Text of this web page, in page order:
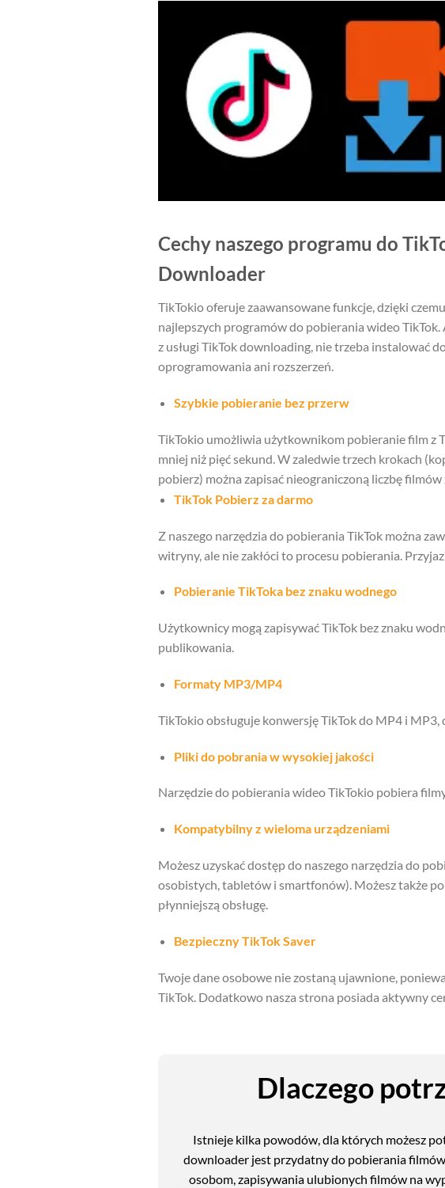
Cechy naszego programu do
Downloader
TikTokio oferuje zaawansowane funkcje, dzięki
najlepszych programów do pobierania wideo TikTok.
z usługi TikTok downloading, nie trzeba instalować
oprogramowania ani rozszerzeń.
Szybkie pobieranie bez przerw
TikTokio umożliwia użytkownikom pobieranie film z
mniej niż pięć sekund. W zaledwie trzech krokach
pobierz) można zapisać nieograniczoną liczbę filmów
TikTok Pobierz za darmo
Z naszego narzędzia do pobierania TikTok można
witryny, ale nie zakłóci to procesu pobierania.
Pobieranie TikToka bez znaku wodnego
Użytkownicy mogą zapisywać TikTok bez znaku
publikowania.
Formaty MP3/MP4
TikTokio obsługuje konwersję TikTok do MP4 i
Pliki do pobrania w wysokiej jakości
Narzędzie do pobierania wideo TikTokio pobiera
Kompatybilny z wieloma urządzeniami
Możesz uzyskać dostęp do naszego narzędzia do
osobistych, tabletów i smartfonów). Możesz także
płynniejszą obsługę.
Bezpieczny TikTok Saver
Twoje dane osobowe nie zostaną ujawnione,
TikTok. Dodatkowo nasza strona posiada aktywny
Dlaczego
Istnieje kilka powodów, dla których możesz
downloader jest przydatny do pobierania
osobom, zapisywania ulubionych filmów na